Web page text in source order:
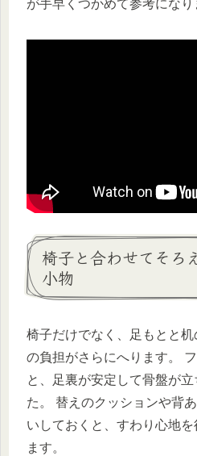
が手早くつかめて参考になり
椅子と合わせてそろ
小物
椅子だけでなく、足もとと
の負担がさらにへります。
と、足裏が安定して骨盤が
た。 替えのクッションや背
いしておくと、すわり心地
ます。